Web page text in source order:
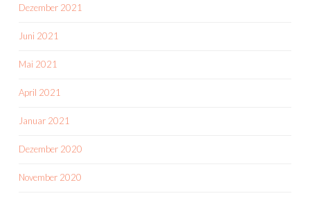
Dezember 2021
Juni 2021
Mai 2021
April 2021
Januar 2021
Dezember 2020
November 2020